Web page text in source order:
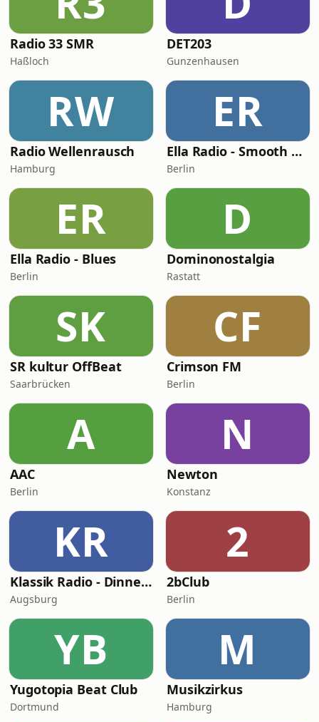
Radio 33 SMR
Haßloch
DET203
Gunzenhausen
RW
Radio Wellenrausch
Hamburg
ER
Ella Radio - Smooth Uptempo
Berlin
ER
Ella Radio - Blues
Berlin
D
Dominonostalgia
Rastatt
SK
SR kultur OffBeat
Saarbrücken
CF
Crimson FM
Berlin
A
AAC
Berlin
N
Newton
Konstanz
KR
Klassik Radio - Dinner Jazz
Augsburg
2
2bClub
Berlin
YB
Yugotopia Beat Club
Dortmund
M
Musikzirkus
Hamburg